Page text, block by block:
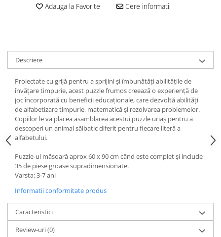
Animale salbatice
Lumea preistorica
Ocean si gheata
Reptile si amfibieni
Set figurine
Viata la ferma
Bancuri de lucru cu unelte
Constructii, cuburi, forme si culori
Corturi de joaca
Jucarii de rol
Jucarii pentru baie
La doctor
Piscine cu bile
Seturi de curatenie copii
amprente Adauga la Favorite Cere informatii
Descriere
Proiectate cu grijă pentru a sprijini și îmbunătăți abilitățile de
învățare timpurie, acest puzzle frumos creează o experiență de
joc încorporată cu beneficii educaționale, care dezvoltă abilități
de alfabetizare timpurie, matematică și rezolvarea problemelor.
Copiilor le va placea asamblarea acestui puzzle uriaș pentru a
descoperi un animal sălbatic diferit pentru fiecare literă a
alfabetului.
Puzzle-ul măsoară aprox 60 x 90 cm când este complet și include
35 de piese groase supradimensionate.
Varsta: 3-7 ani
Informatii conformitate produs
Caracteristici
Review-uri(0)